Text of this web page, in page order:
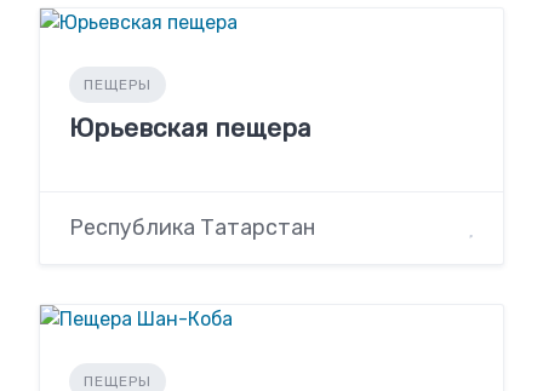
ПЕЩЕРЫ
Юрьевская пещера
Республика Татарстан
ПЕЩЕРЫ